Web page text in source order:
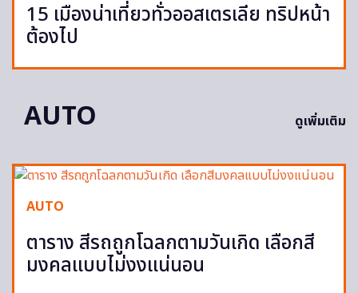
15 เมืองน่าเที่ยวทั่วออสเตรเลีย ทริปหน้า
ต้องไป
AUTO ดูเพิ่มเติม
AUTO
ตาราง สีรถถูกโฉลกตามวันเกิด เลือกสี
มงคลแบบไม่งงแน่นอน